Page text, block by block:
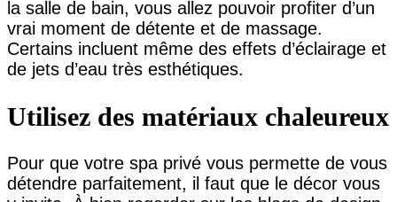
la salle de bain, vous allez pouvoir profiter d’un
vrai moment de détente et de massage.
Certains incluent même des effets d’éclairage et
de jets d’eau très esthétiques.
Utilisez des matériaux chaleureux
Pour que votre spa privé vous permette de vous
détendre parfaitement, il faut que le décor vous